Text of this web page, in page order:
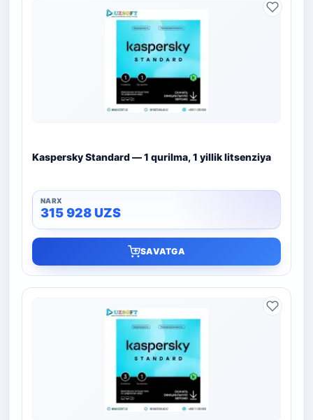
Kaspersky Standard — 1 qurilma, 1 yillik litsenziya
315 928UZS
SAVATGA